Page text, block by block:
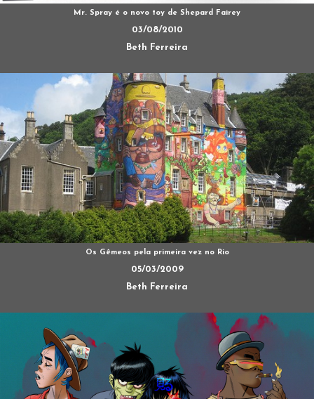
Mr. Spray é o novo toy de Shepard Fairey
03/08/2010
Beth Ferreira
Os Gêmeos pela primeira vez no Rio
05/03/2009
Beth Ferreira